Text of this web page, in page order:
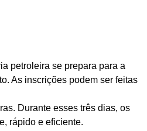
petroleira se prepara para a
As inscrições podem ser feitas
Durante esses três dias, os
rápido e eficiente.